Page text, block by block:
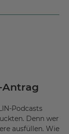
Antrag
Podcasts
Denn wer
ausfüllen. Wie